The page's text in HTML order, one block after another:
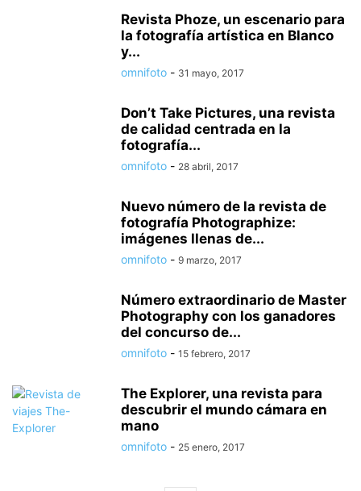
Revista Phoze, un escenario para
la fotografía artística en Blanco
y...
omnifoto - 31 mayo, 2017
Don’t Take Pictures, una revista
de calidad centrada en la
fotografía...
omnifoto - 28 abril, 2017
Nuevo número de la revista de
fotografía Photographize:
imágenes llenas de...
omnifoto - 9 marzo, 2017
Número extraordinario de Master
Photography con los ganadores
del concurso de...
omnifoto - 15 febrero, 2017
The Explorer, una revista para
descubrir el mundo cámara en
mano
omnifoto - 25 enero, 2017